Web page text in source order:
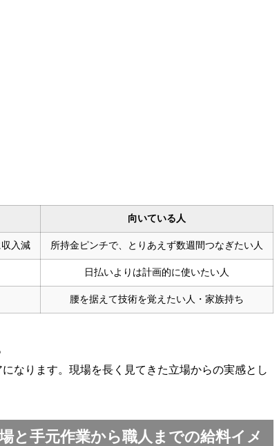
向いている人
入減 所持金ピンチで、とりあえず数週間つなぎたい人
日払いよりは計画的に使いたい人
腰を据えて技術を覚えたい人・家族持ち
なります。現場を長く見てきた立場からの実感とし
と手元作業から職人までの給料イメ